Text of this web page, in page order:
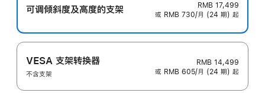
可调倾斜度及高‍度的支‍架
RMB 17,499
或 RMB 730/月 (24 期) 起
VESA 支架转换器
不含支架
RMB 14,499
或 RMB 605/月 (24 期) 起